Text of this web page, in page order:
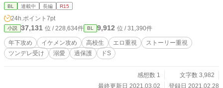
BL 連載中 長編 R15
24h.ポイント 7pt
小説 37,131 位 / 228,634件 BL 9,912 位 / 31,390件
年下攻め イケメン攻め 高校生 エロ重視
ストーリー重視
ツンデレ受け
溺愛 過保護 ドS
感想数 1
文字数 3,982
最終更新日 2021.03.02
登録日 2021.02.28